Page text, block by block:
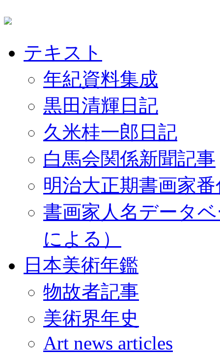
テキスト
年紀資料集成
黒田清輝日記
久米桂一郎日記
白馬会関係新聞記事
明治大正期書画家
書画家人名データ
による）
日本美術年鑑
物故者記事
美術界年史
Art news articles